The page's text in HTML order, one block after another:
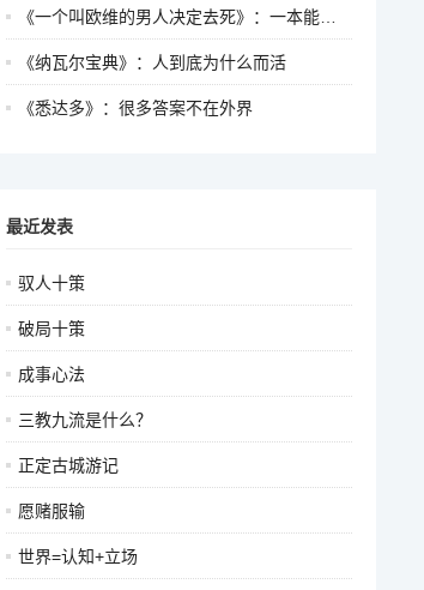
《一个叫欧维的男人决定去死》：一本能让无数中年人破防的书
《纳瓦尔宝典》：人到底为什么而活
《悉达多》：很多答案不在外界
最近发表
驭人十策
破局十策
成事心法
三教九流是什么？
正定古城游记
愿赌服输
世界=认知+立场